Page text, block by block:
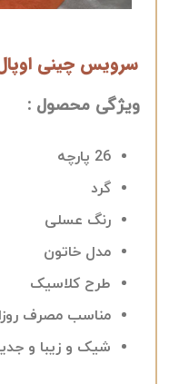
سرویس چینی
ویژگی محصول :
26 پارچه
گرد
رنگ عسلی
مدل خاتون
طرح کلاسیک
مناسب مصرف
شیک و زیبا و